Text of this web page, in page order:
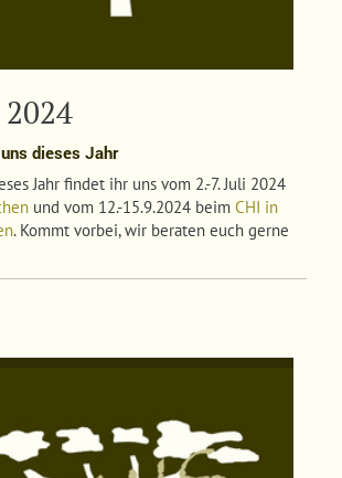
dieses Jahr
Jahr findet ihr uns vom 2.-7. Juli 2024
und vom 12.-15.9.2024 beim CHI in
. Kommt vorbei, wir beraten euch gerne